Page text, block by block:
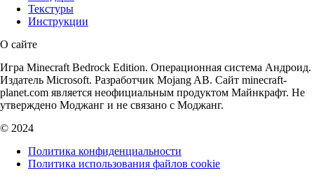
Текстуры
Инструкции
О сайте
Игра Minecraft Bedrock Edition. Операционная система Андроид.
Издатель Microsoft. Разработчик Mojang AB. Сайт minecraft-
planet.com является неофициальным продуктом Майнкрафт. Не
утверждено Моджанг и не связано с Моджанг.
© 2024
Политика конфиденциальности
Политика использования файлов cookie